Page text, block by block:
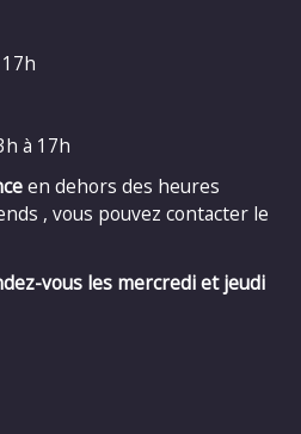
à 17h
en dehors des heures
, vous pouvez contacter le
vous les mercredi et jeudi